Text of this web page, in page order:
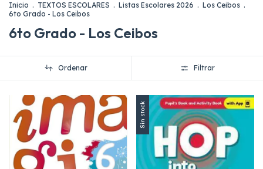
Inicio . TEXTOS ESCOLARES . Listas Escolares 2026 . Los Ceibos .
6to Grado - Los Ceibos
6to Grado - Los Ceibos
Ordenar Filtrar
Sin stock